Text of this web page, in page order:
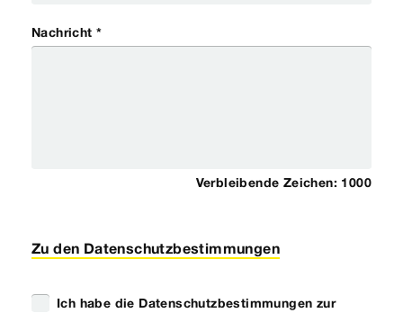
Nachricht *
Verbleibende Zeichen: 1000
Zu den Datenschutzbestimmungen
Ich habe die Datenschutzbestimmungen zur